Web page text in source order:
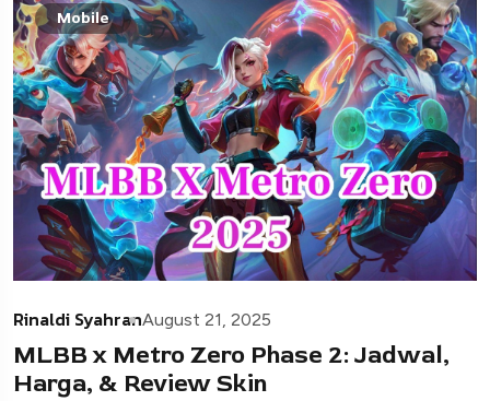
Mobile
Rinaldi SyahranAugust 21, 2025
MLBB x Metro Zero Phase 2: Jadwal,
Harga, & Review Skin